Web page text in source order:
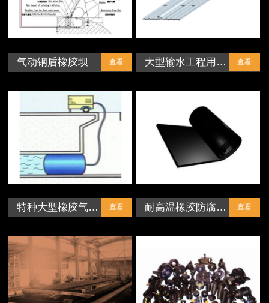
气动钢盾橡胶坝 查看 大型输水工程用… 查看
特种大型橡胶气… 查看 耐高温橡胶防腐… 查看